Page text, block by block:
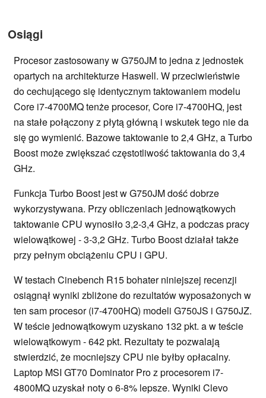
Osiągi
Procesor zastosowany w G750JM to jedna z jednostek
opartych na architekturze Haswell. W przeciwieństwie
do cechującego się identycznym taktowaniem modelu
Core i7-4700MQ tenże procesor, Core i7-4700HQ, jest
na stałe połączony z płytą główną i wskutek tego nie da
się go wymienić. Bazowe taktowanie to 2,4 GHz, a Turbo
Boost może zwiększać częstotliwość taktowania do 3,4
GHz.
Funkcja Turbo Boost jest w G750JM dość dobrze
wykorzystywana. Przy obliczeniach jednowątkowych
taktowanie CPU wynosiło 3,2-3,4 GHz, a podczas pracy
wielowątkowej - 3-3,2 GHz. Turbo Boost działał także
przy pełnym obciążeniu CPU i GPU.
W testach Cinebench R15 bohater niniejszej recenzji
osiągnął wyniki zbliżone do rezultatów wyposażonych w
ten sam procesor (i7-4700HQ) modeli G750JS i G750JZ.
W teście jednowątkowym uzyskano 132 pkt. a w teście
wielowątkowym - 642 pkt. Rezultaty te pozwalają
stwierdzić, że mocniejszy CPU nie byłby opłacalny.
Laptop MSI GT70 Dominator Pro z procesorem i7-
4800MQ uzyskał noty o 6-8% lepsze. Wyniki Clevo